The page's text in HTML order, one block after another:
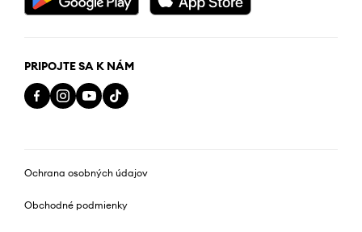
PRIPOJTE SA K NÁM
Ochrana osobných údajov
Obchodné podmienky